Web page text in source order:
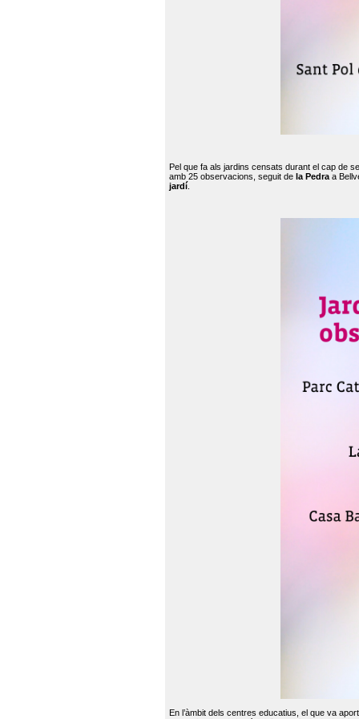
Pel que fa als jardins censats durant el cap de
amb 25 observacions, seguit de la Pedra a
jardí
En l’àmbit dels centres educatius, el que va